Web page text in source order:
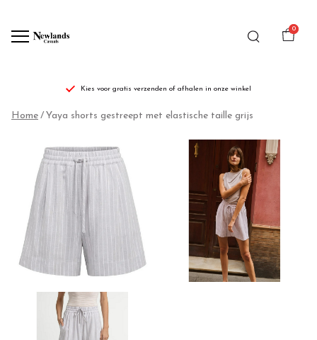
0
Kies voor gratis verzenden of afhalen in onze winkel
Yaya
shorts
gestreept
met
elastische
taille
grijs
Home Yaya shorts gestreept met elastische taille grijs